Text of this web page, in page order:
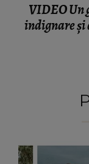
VIDEO Un
indignare și